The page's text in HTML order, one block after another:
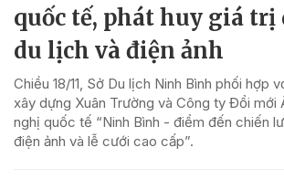
quốc tế, phát huy giá trị
du lịch và điện ảnh
Chiều 18/11, Sở Du lịch Ninh Bình phối hợp
xây dựng Xuân Trường và Công ty Đổi mới
nghị quốc tế “Ninh Bình - điểm đến chiến
điện ảnh và lễ cưới cao cấp”.